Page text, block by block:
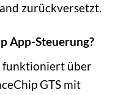
zurückversetzt.
App-Steuerung?
funktioniert über
GTS mit